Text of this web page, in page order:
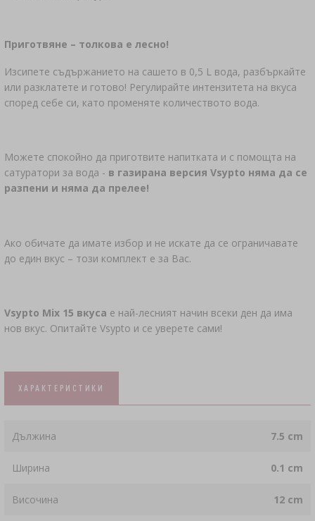
Приготвяне – толкова е лесно!
Изсипете съдържанието на сашето в 0,5 L вода, разбъркайте
или разклатете и готово! Регулирайте интензитета на вкуса
според себе си, като променяте количеството вода.
Можете спокойно да приготвите напитката и с помощта на
сатуратори за вода - в газирана версия Vsypto няма да се
разпени и няма да прелее!
Ако обичате да имате избор и не искате да се ограничавате
до един вкус – този комплект е за Вас.
Vsypto Mix 15 вкуса е най-лесният начин всеки ден да има
нов вкус. Опитайте Vsypto и се уверете сами!
ХАРАКТЕРИСТИКИ
Дължина 7.5 cm
Ширина 0.1 cm
Височина 12 cm